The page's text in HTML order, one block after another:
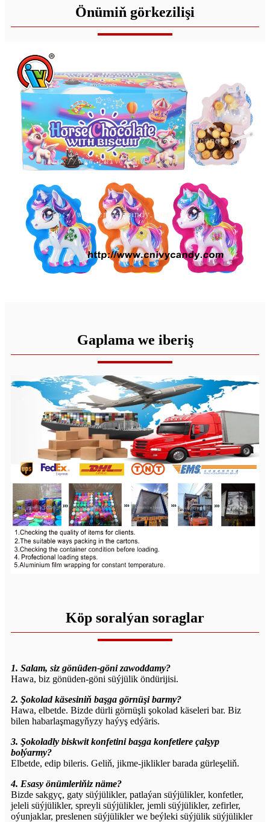
Önümiň görkezilişi
Gaplama we iberiş
Köp soralýan soraglar
1. Salam, siz gönüden-göni zawoddamy?
Hawa, biz gönüden-göni süýjülik öndürijisi.
2. Şokolad käsesiniň başga görnüşi barmy?
Hawa, elbetde. Bizde dürli görnüşli şokolad käseleri bar. Biz
bilen habarlaşmagyňyzy haýyş edýäris.
3. Şokoladly biskwit konfetini başga konfetlere çalşyp
bolýarmy?
Elbetde, edip bileris. Geliň, jikme-jiklikler barada gürleşeliň.
4. Esasy önümleriňiz näme?
Bizde sakgyç, gaty süýjülikler, patlaýan süýjülikler, konfetler,
jeleli süýjülikler, spreyli süýjülikler, jemli süýjülikler, zefirler,
oýunjaklar, preslenen süýjülikler we beýleki süýjülik süýjülikler